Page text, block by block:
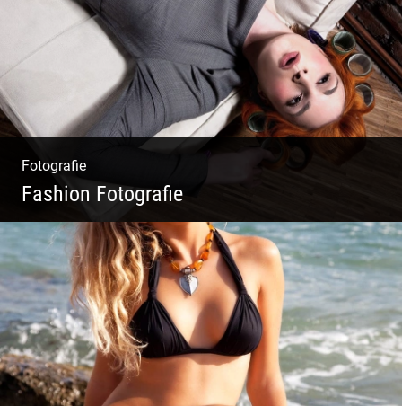
Fotografie
Fashion Fotografie
Mode|Menschen|Magazin